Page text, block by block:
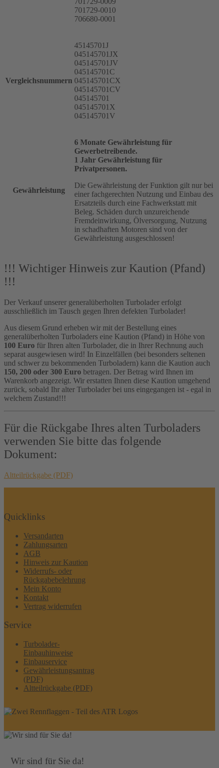
701729-0010
706680-0001
Vergleichsnummern
45145701J
045145701JX
045145701JV
045145701C
045145701CX
045145701CV
045145701
045145701X
045145701V
Gewährleistung
6 Monate Gewährleistung für
Gewerbetreibende.
1 Jahr Gewährleistung für
Privatpersonen.
Die Gewährleistung der Funktion gilt nur bei
einer fachgerechten Nutzung und Einbau des
Ersatzteils durch eine Fachwerkstatt mit
Beleg. Schäden durch unzureichende
Fremdeinwirkung, Ölversorgung, Nutzung
in schadhaften Motoren sind von der
Gewährleistung ausgeschlossen!
!!! Wichtiger Hinweis zur Kaution (Pfand)
!!!
Der Verkauf unserer generalüberholten Turbolader erfolgt
ausschließlich im Tausch gegen Ihren defekten Turbolader!
Aus diesem Grund erheben wir mit der Bestellung eines
generalüberholten Turboladers eine Kaution (Pfand) in Höhe von
100 Euro für Ihren alten Turbolader, die in Ihrer Rechnung auch
separat ausgewiesen wird! In Einzelfällen (bei besonders seltenen
und schwer zu bekommenden Turboladern) kann die Kaution auch
150, 200 oder 300 Euro betragen. Der Betrag wird Ihnen im
Warenkorb angezeigt. Wir erstatten Ihnen diese Kaution umgehend
zurück, sobald Ihr alter Turbolader bei uns eingegangen ist - egal in
welchem Zustand!!!
Für die Rückgabe Ihres alten Turboladers
verwenden Sie bitte das folgende
Dokument:
Altteilrückgabe (PDF)
Quicklinks
Versandarten
Zahlungsarten
AGB
Hinweis zur Kaution
Widerrufs- oder
Rückgabebelehrung
Mein Konto
Kontakt
Vertrag widerrufen
Service
Turbolader-
Einbauhinweise
Einbauservice
Gewährleistungsantrag
(PDF)
Altteilrückgabe (PDF)
Wir sind für Sie da!